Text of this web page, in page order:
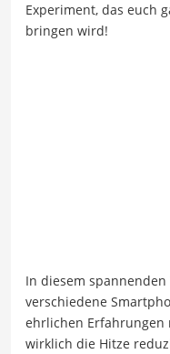
Experiment, das euch
bringen wird!
In diesem
verschiedene
ehrlichen Erfahrungen
wirklich die Hitze